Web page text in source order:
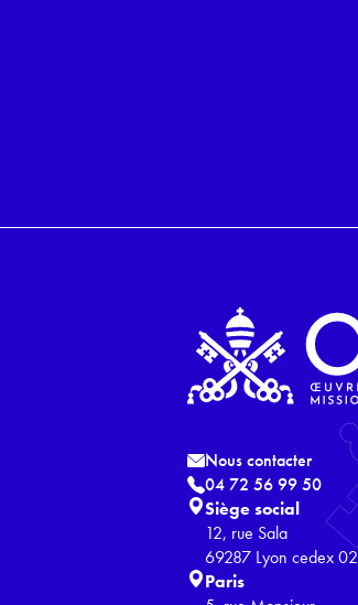
Nous contacter
04 72 56 99 50
Siège social
12, rue Sala
69287 Lyon cedex 02
Paris